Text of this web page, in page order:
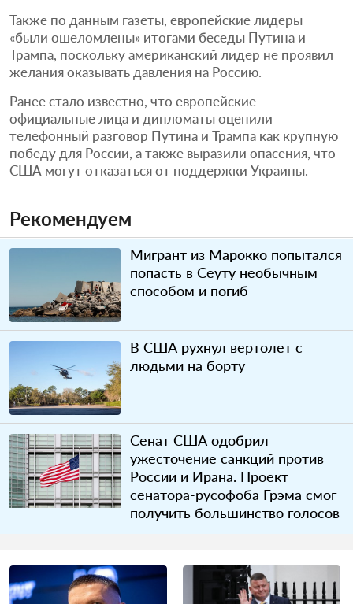
Также по данным газеты, европейские лидеры
«были ошеломлены» итогами беседы Путина и
Трампа, поскольку американский лидер не проявил
желания оказывать давления на Россию.
Ранее стало известно, что европейские
официальные лица и дипломаты оценили
телефонный разговор Путина и Трампа как крупную
победу для России, а также выразили опасения, что
США могут отказаться от поддержки Украины.
Рекомендуем
Мигрант из Марокко попытался
попасть в Сеуту необычным
способом и погиб
В США рухнул вертолет с
людьми на борту
Сенат США одобрил
ужесточение санкций против
России и Ирана. Проект
сенатора-русофоба Грэма смог
получить большинство голосов